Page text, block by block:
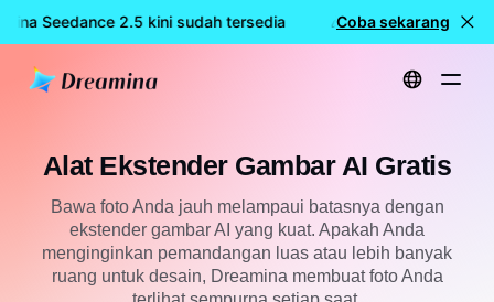
Seedance 2.5 kini sudah tersedia 🎉 Model baru LIVE:
Coba sekarang
Beranda Alat Alat Perluasan Gambar AI Gratis
Alat Ekstender Gambar AI Gratis
Bawa foto Anda jauh melampaui batasnya dengan
ekstender gambar AI yang kuat. Apakah Anda
menginginkan pemandangan luas atau lebih banyak
ruang untuk desain, Dreamina membuat foto Anda